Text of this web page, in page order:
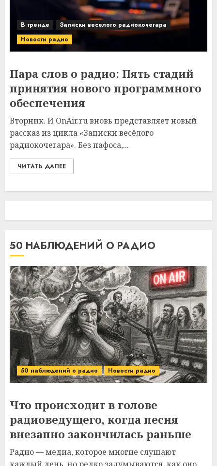
В тренде
Записки веселого радиокочегара
Новости радио
Пара слов о радио: Пять стадий
принятия нового программного
обеспечения
Вторник. И OnAir.ru вновь представляет новый
рассказ из цикла «Записки весёлого
радиокочегара». Без пафоса,...
ЧИТАТЬ ДАЛЕЕ
50 НАБЛЮДЕНИЙ О РАДИО
50 наблюдений о радио Новости радио
Что происходит в голове
радиоведущего, когда песня
внезапно закончилась раньше
Радио — медиа, которое многие слушают